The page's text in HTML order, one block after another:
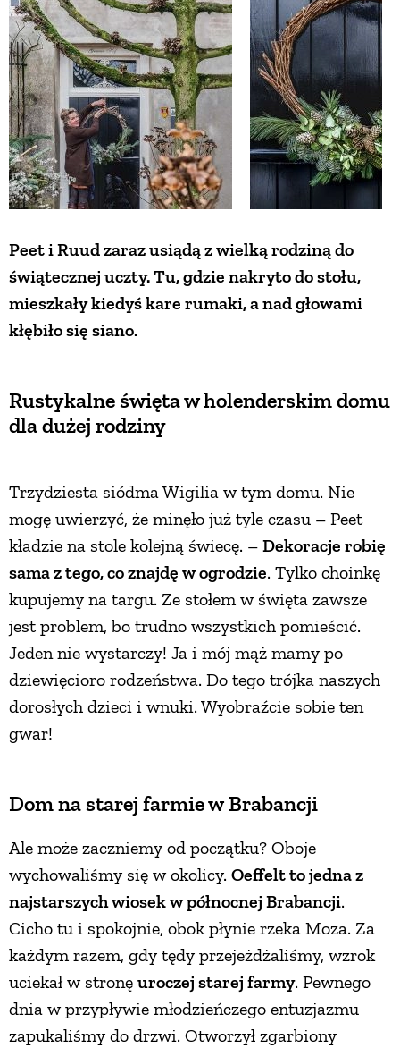
Peet i Ruud zaraz usiądą z wielką rodziną do
świątecznej uczty. Tu, gdzie nakryto do stołu,
mieszkały kiedyś kare rumaki, a nad głowami
kłębiło się siano.
Rustykalne święta w holenderskim domu
dla dużej rodziny
Trzydziesta siódma Wigilia w tym domu. Nie
mogę uwierzyć, że minęło już tyle czasu – Peet
kładzie na stole kolejną świecę. – Dekoracje robię
sama z tego, co znajdę w ogrodzie. Tylko choinkę
kupujemy na targu. Ze stołem w święta zawsze
jest problem, bo trudno wszystkich pomieścić.
Jeden nie wystarczy! Ja i mój mąż mamy po
dziewięcioro rodzeństwa. Do tego trójka naszych
dorosłych dzieci i wnuki. Wyobraźcie sobie ten
gwar!
Dom na starej farmie w Brabancji
Ale może zaczniemy od początku? Oboje
wychowaliśmy się w okolicy. Oeffelt to jedna z
najstarszych wiosek w północnej Brabancji.
Cicho tu i spokojnie, obok płynie rzeka Moza. Za
każdym razem, gdy tędy przejeżdżaliśmy, wzrok
uciekał w stronę uroczej starej farmy. Pewnego
dnia w przypływie młodzieńczego entuzjazmu
zapukaliśmy do drzwi. Otworzył zgarbiony
GRZYBY
KRAJOBRAZ
RĘKODZIEŁO
RZEMIOSŁO
ZWYCZAJE
ZRÓB TO SAM
ŚNIADANIA
PRZYSTAWKI
ZUPY
DANIA GŁÓWNE
CIASTA I DESERY
DODATKI